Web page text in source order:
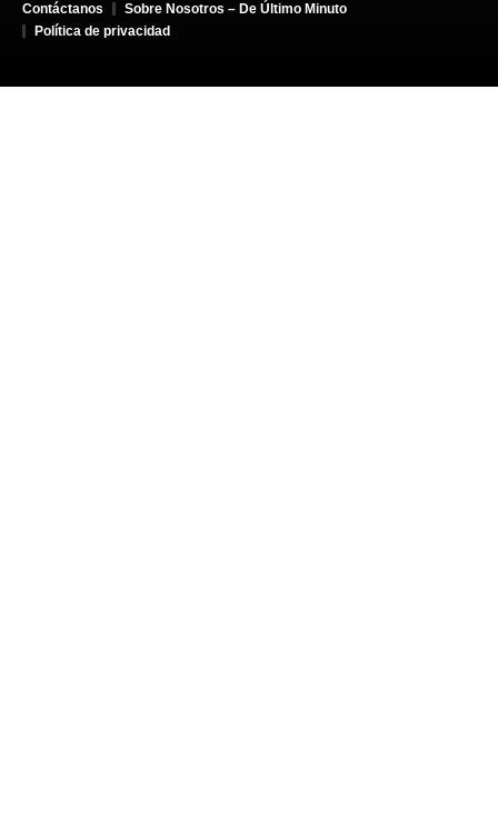
Contáctanos
Sobre Nosotros – De Último Minuto
Política de privacidad